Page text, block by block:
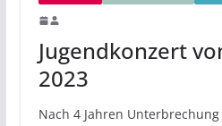
Jugendkonzert
2023
Nach 4 Jahren